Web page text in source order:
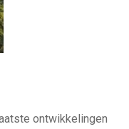
ontwikkelingen